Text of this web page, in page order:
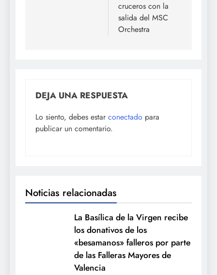
cruceros con la
salida del MSC
Orchestra
DEJA UNA RESPUESTA
Lo siento, debes estar conectado para
publicar un comentario.
Noticias relacionadas
La Basílica de la Virgen recibe
los donativos de los
«besamanos» falleros por parte
de las Falleras Mayores de
Valencia